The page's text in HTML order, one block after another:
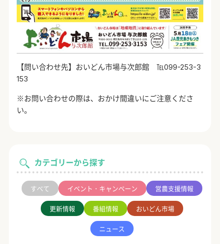
カテゴリーから探す
すべて イベント・キャンペーン 営農支援情報
更新情報 番組情報 おいどん市場
ニュース
【問い合わせ先】おいどん市場与次郎館 ℡099-253-3
153
※お問い合わせの際は、おかけ間違いにご注意くださ
い。